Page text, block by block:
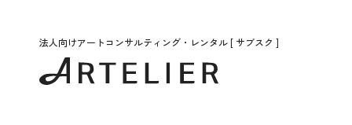
法人向けアートコンサルティング・レンタル [ サブスク ]